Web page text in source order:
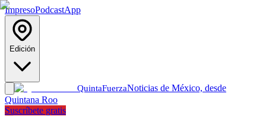
ImpresoPodcastApp
Edición
QuintaFuerzaNoticias de México, desde
Quintana Roo
Suscríbete gratis